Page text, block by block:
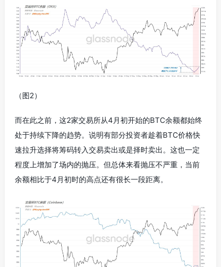
（图2）
而在此之前，这2家交易所从4月初开始的BTC余额都始终
处于持续下降的趋势。说明有部分投资者趁着BTC价格快
速拉升选择将筹码转入交易卖出或是择时卖出。这也一定
程度上增加了场内的抛压。但总体来看抛压不严重，当前
余额相比于4月初时的高点还有很长一段距离。